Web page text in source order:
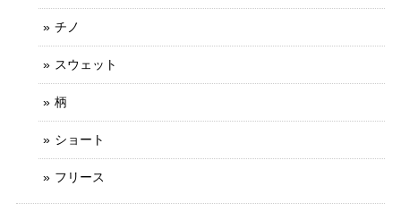
チノ
スウェット
柄
ショート
フリース